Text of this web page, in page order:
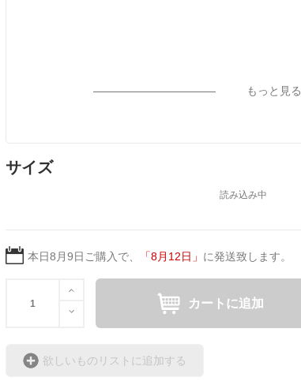
もっと見る
サイズ
本日8月9日 ご購入で、 「8月12日 」 に発送致します。
カートに追加
欲しいものリストに追加する